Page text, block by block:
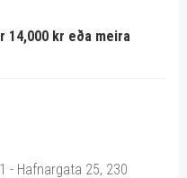
kr eða meira
- Hafnargata 25, 230